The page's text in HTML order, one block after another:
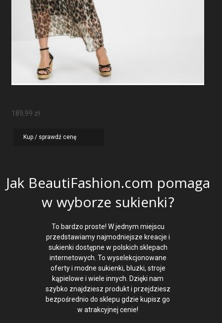
189,99 zł
Kup / sprawdź cenę
Jak BeautiFashion.com pomaga
w wyborze sukienki?
To bardzo proste! W jednym miejscu
przedstawiamy najmodniejsze kreacje i
sukienki dostępne w polskich sklepach
internetowych. To wyselekcjonowane
oferty i modne sukienki, bluzki, stroje
kąpielowe i wiele innych. Dzięki nam
szybko znajdziesz produkt i przejdziesz
bezpośrednio do sklepu gdzie kupisz go
w atrakcyjnej cenie!